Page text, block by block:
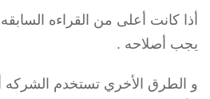
أذا كانت أعلى من القراءه
يجب أصلاحه .
و الطرق الأخري تستخدم